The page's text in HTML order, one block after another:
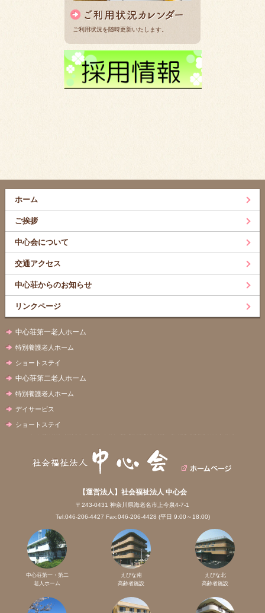
ご利用状況を随時更新いたします。
ホーム
ご挨拶
中心会について
交通アクセス
中心荘からのお知らせ
リンクページ
中心荘第一老人ホーム
特別養護老人ホーム
ショートステイ
中心荘第二老人ホーム
特別養護老人ホーム
デイサービス
ショートステイ
【運営法人】社会福祉法人 中心会
〒243-0431 神奈川県海老名市上今泉4-7-1
Tel:046-206-4427 Fax:046-206-4428 (平日 9:00～18:00)
中心荘第一・第二
老人ホーム
えびな南
高齢者施設
えびな北
高齢者施設